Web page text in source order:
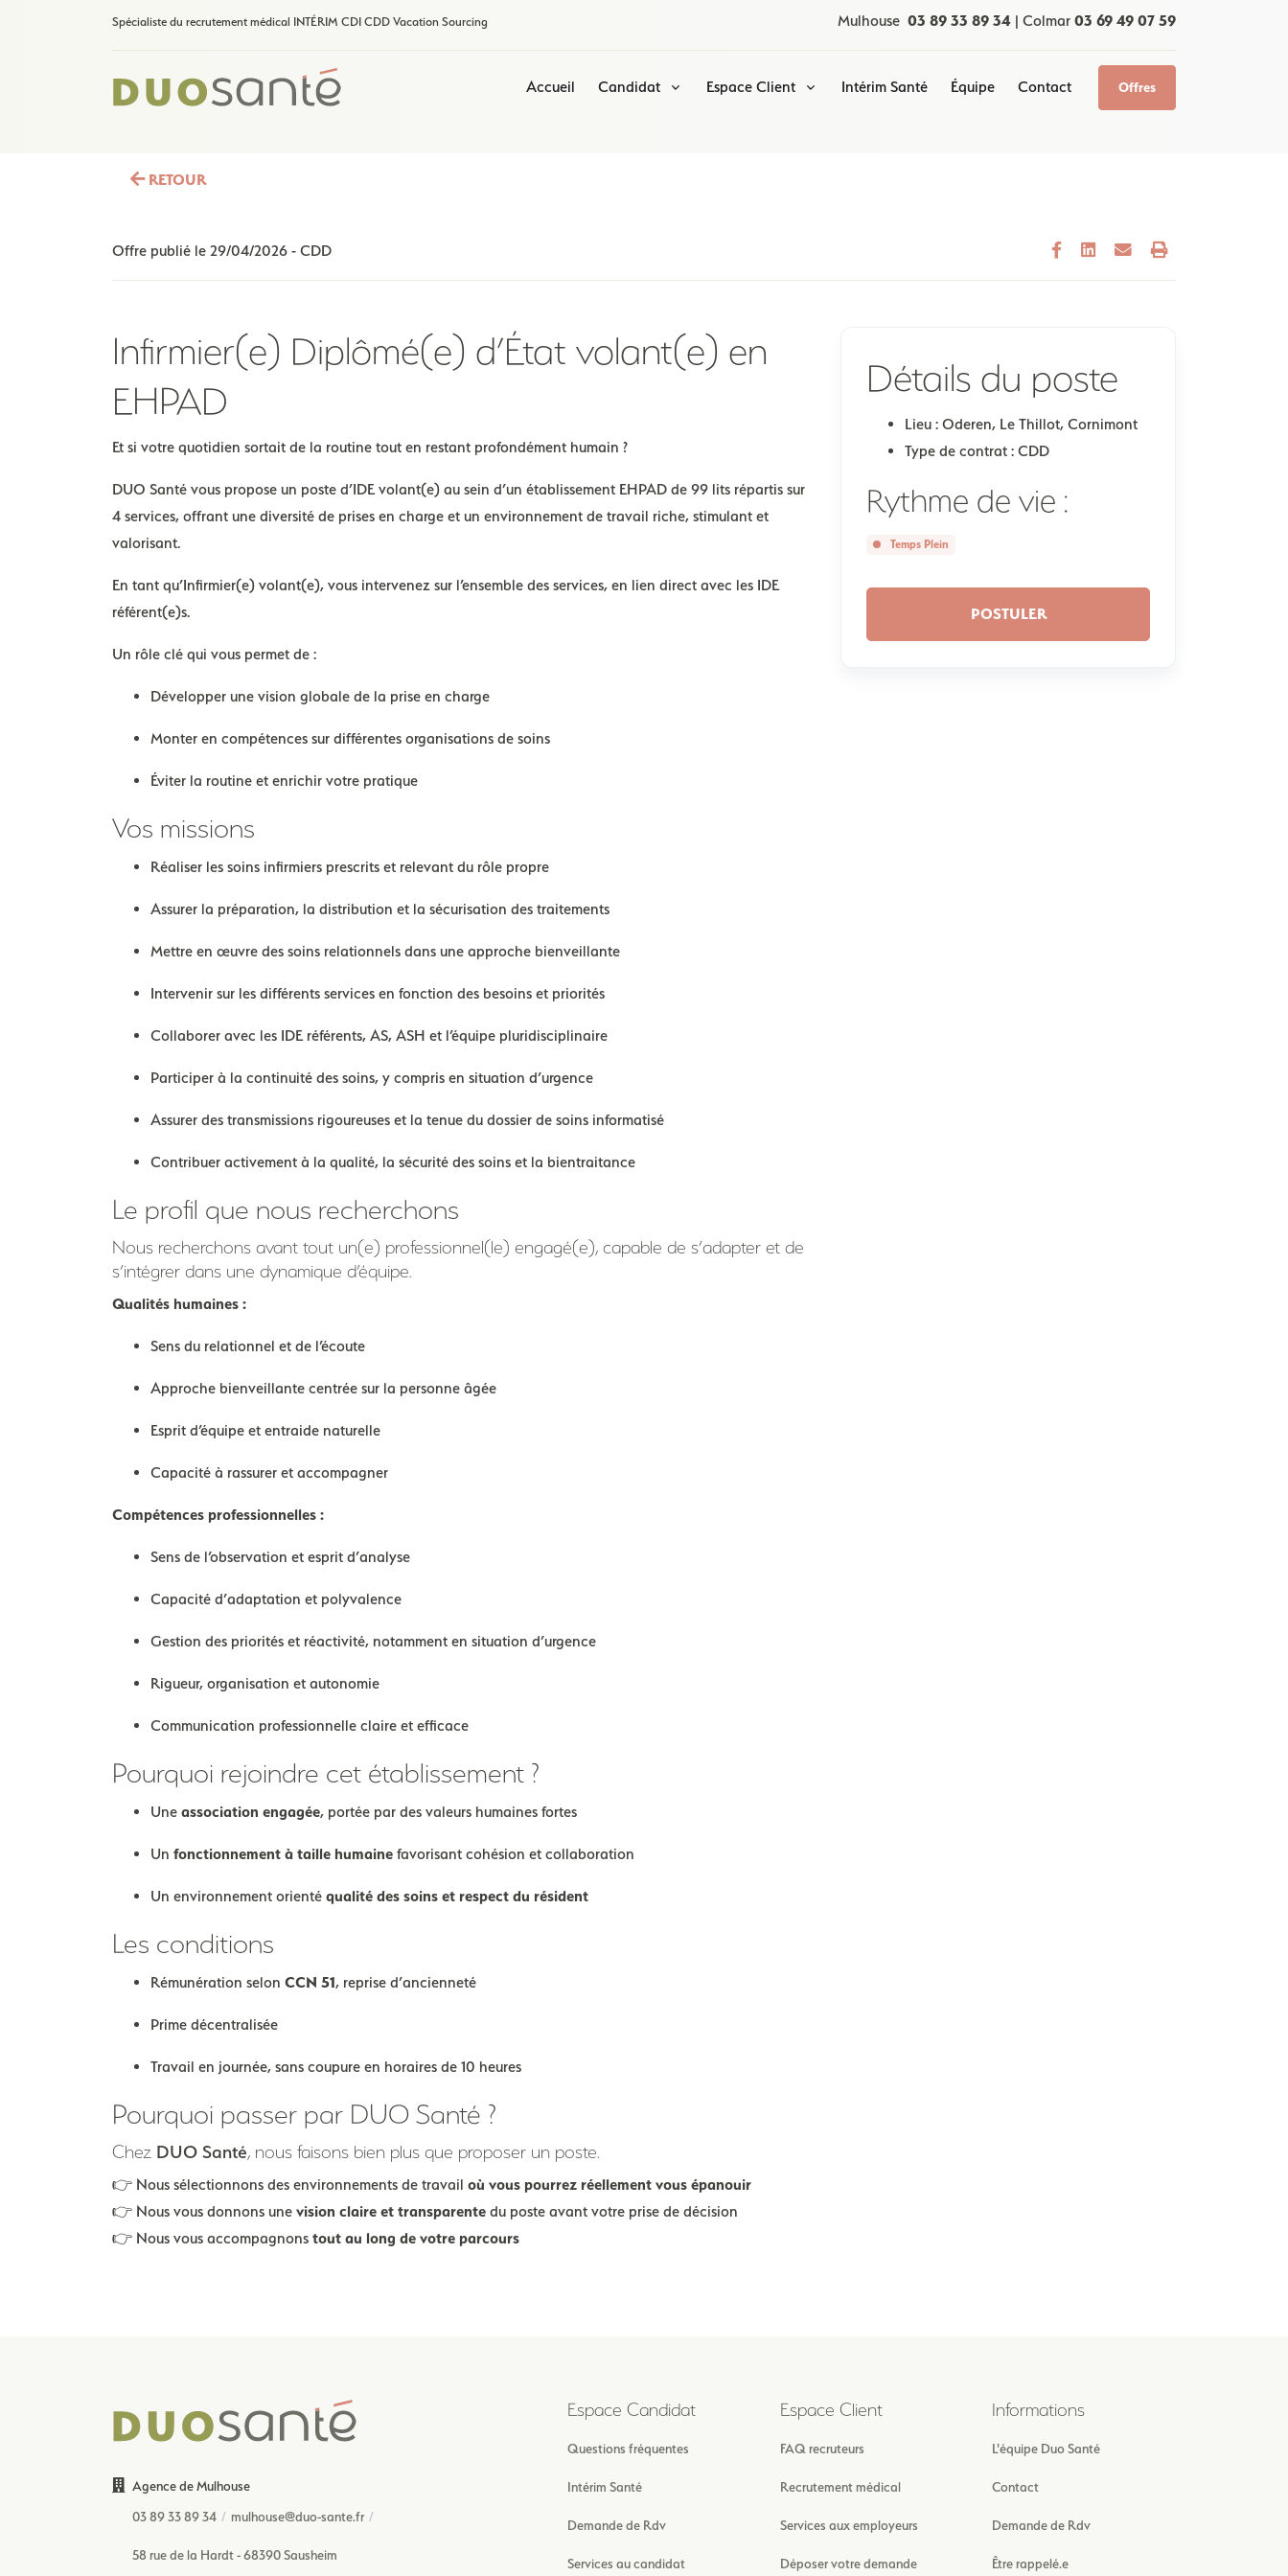
Spécialiste du recrutement médical INTÉRIM CDI CDD Vacation Sourcing Mulhouse 03 89 33 89 34 | Colmar 03 69 49 07 59
Accueil Candidat Espace Client Intérim Santé Équipe Contact Offres
RETOUR
Offre publié le 29/04/2026 - CDD
Infirmier(e) Diplômé(e) d’État volant(e) en
EHPAD
Et si votre quotidien sortait de la routine tout en restant profondément humain ?
DUO Santé vous propose un poste d’IDE volant(e) au sein d’un établissement EHPAD de 99 lits répartis sur
4 services, offrant une diversité de prises en charge et un environnement de travail riche, stimulant et
valorisant.
En tant qu’Infirmier(e) volant(e), vous intervenez sur l’ensemble des services, en lien direct avec les IDE
référent(e)s.
Un rôle clé qui vous permet de :
Développer une vision globale de la prise en charge
Monter en compétences sur différentes organisations de soins
Éviter la routine et enrichir votre pratique
Vos missions
Réaliser les soins infirmiers prescrits et relevant du rôle propre
Assurer la préparation, la distribution et la sécurisation des traitements
Mettre en œuvre des soins relationnels dans une approche bienveillante
Intervenir sur les différents services en fonction des besoins et priorités
Collaborer avec les IDE référents, AS, ASH et l’équipe pluridisciplinaire
Participer à la continuité des soins, y compris en situation d’urgence
Assurer des transmissions rigoureuses et la tenue du dossier de soins informatisé
Contribuer activement à la qualité, la sécurité des soins et la bientraitance
Le profil que nous recherchons
Nous recherchons avant tout un(e) professionnel(le) engagé(e), capable de s’adapter et de
s’intégrer dans une dynamique d’équipe.
Qualités humaines :
Sens du relationnel et de l’écoute
Approche bienveillante centrée sur la personne âgée
Esprit d’équipe et entraide naturelle
Capacité à rassurer et accompagner
Compétences professionnelles :
Sens de l’observation et esprit d’analyse
Capacité d’adaptation et polyvalence
Gestion des priorités et réactivité, notamment en situation d’urgence
Rigueur, organisation et autonomie
Communication professionnelle claire et efficace
Pourquoi rejoindre cet établissement ?
Une association engagée, portée par des valeurs humaines fortes
Un fonctionnement à taille humaine favorisant cohésion et collaboration
Un environnement orienté qualité des soins et respect du résident
Les conditions
Rémunération selon CCN 51, reprise d’ancienneté
Prime décentralisée
Travail en journée, sans coupure en horaires de 10 heures
Pourquoi passer par DUO Santé ?
Chez DUO Santé, nous faisons bien plus que proposer un poste.
👉 Nous sélectionnons des environnements de travail où vous pourrez réellement vous épanouir
👉 Nous vous donnons une vision claire et transparente du poste avant votre prise de décision
👉 Nous vous accompagnons tout au long de votre parcours
Détails du poste
Lieu :Oderen, Le Thillot, Cornimont
Type de contrat :CDD
Rythme de vie :
Temps Plein
POSTULER
Agence de Mulhouse
03 89 33 89 34
mulhouse@duo-sante.fr
58 rue de la Hardt - 68390 Sausheim
Espace Candidat
Questions fréquentes
Intérim Santé
Demande de Rdv
Services au candidat
Espace Client
FAQ recruteurs
Recrutement médical
Services aux employeurs
Déposer votre demande
Informations
L'équipe Duo Santé
Contact
Demande de Rdv
Être rappelé.e